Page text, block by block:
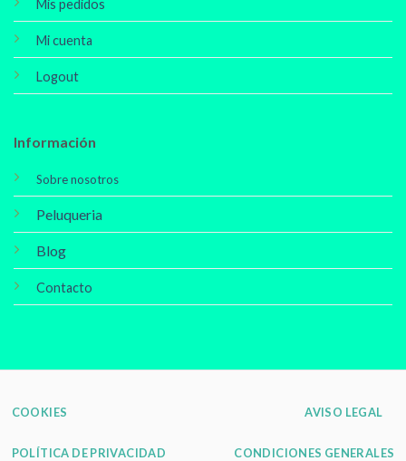
Mis pedidos
Mi cuenta
Logout
Información
Sobre nosotros
Peluqueria
Blog
Contacto
COOKIES
POLÍTICA DE PRIVACIDAD
AVISO LEGAL
CONDICIONES GENERALES